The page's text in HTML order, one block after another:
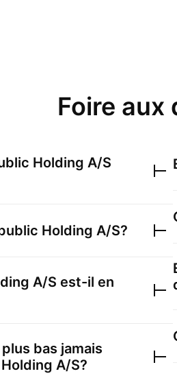
Foire aux
Holding A/S
Holding A/S?
A/S est-il en
bas jamais
A/S?